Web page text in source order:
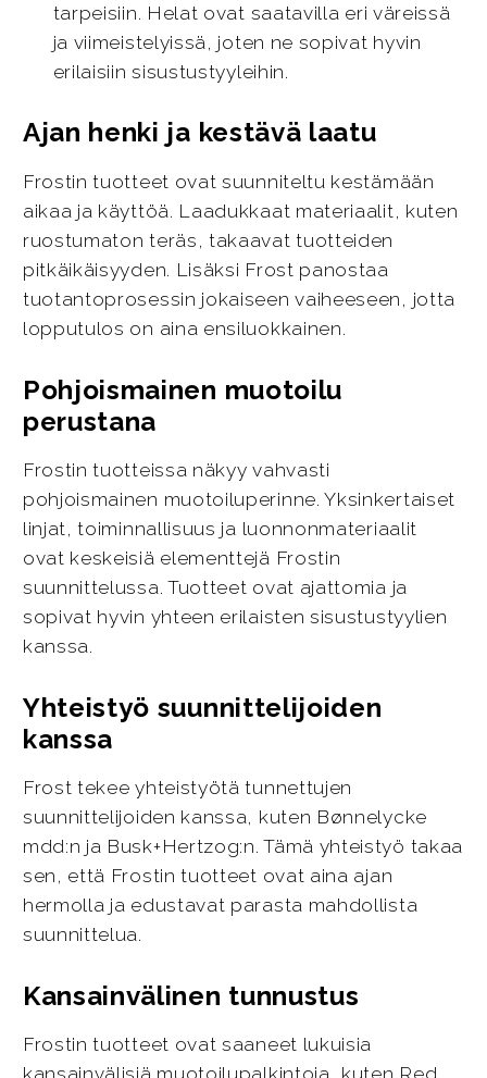
tarpeisiin. Helat ovat saatavilla eri väreissä
ja viimeistelyissä, joten ne sopivat hyvin
erilaisiin sisustustyyleihin.
Ajan henki ja kestävä laatu
Frostin tuotteet ovat suunniteltu kestämään
aikaa ja käyttöä. Laadukkaat materiaalit, kuten
ruostumaton teräs, takaavat tuotteiden
pitkäikäisyyden. Lisäksi Frost panostaa
tuotantoprosessin jokaiseen vaiheeseen, jotta
lopputulos on aina ensiluokkainen.
Pohjoismainen muotoilu
perustana
Frostin tuotteissa näkyy vahvasti
pohjoismainen muotoiluperinne. Yksinkertaiset
linjat, toiminnallisuus ja luonnonmateriaalit
ovat keskeisiä elementtejä Frostin
suunnittelussa. Tuotteet ovat ajattomia ja
sopivat hyvin yhteen erilaisten sisustustyylien
kanssa.
Yhteistyö suunnittelijoiden
kanssa
Frost tekee yhteistyötä tunnettujen
suunnittelijoiden kanssa, kuten Bønnelycke
mdd:n ja Busk+Hertzog:n. Tämä yhteistyö takaa
sen, että Frostin tuotteet ovat aina ajan
hermolla ja edustavat parasta mahdollista
suunnittelua.
Kansainvälinen tunnustus
Frostin tuotteet ovat saaneet lukuisia